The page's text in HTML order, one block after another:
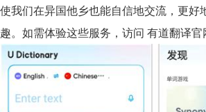
使我们在异国他乡也能自信地交流，更好
趣。如需体验这些服务，访问 有道翻译官